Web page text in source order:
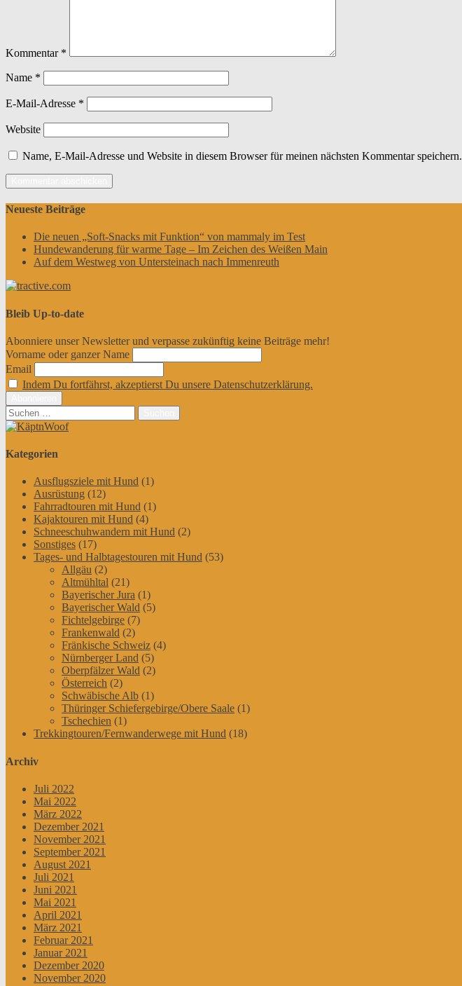
Kommentar *
Name *
E-Mail-Adresse *
Website
Name, E-Mail-Adresse und Website in diesem Browser für meinen nächsten Kommentar speichern.
Neueste Beiträge
Die neuen „Soft-Snacks mit Funktion“ von mammaly im Test
Hundewanderung für warme Tage – Im Zeichen des Weißen Main
Auf dem Westweg von Untersteinach nach Immenreuth
Bleib Up-to-date
Abonniere unser Newsletter und verpasse zukünftig keine Beiträge mehr!
Vorname oder ganzer Name
Email
Indem Du fortfährst, akzeptierst Du unsere Datenschutzerklärung.
Suchen
nach:
Kategorien
Ausflugsziele mit Hund (1)
Ausrüstung (12)
Fahrradtouren mit Hund (1)
Kajaktouren mit Hund (4)
Schneeschuhwandern mit Hund (2)
Sonstiges (17)
Tages- und Halbtagestouren mit Hund (53)
Allgäu (2)
Altmühltal (21)
Bayerischer Jura (1)
Bayerischer Wald (5)
Fichtelgebirge (7)
Frankenwald (2)
Fränkische Schweiz (4)
Nürnberger Land (5)
Oberpfälzer Wald (2)
Österreich (2)
Schwäbische Alb (1)
Thüringer Schiefergebirge/Obere Saale (1)
Tschechien (1)
Trekkingtouren/Fernwanderwege mit Hund (18)
Archiv
Juli 2022
Mai 2022
März 2022
Dezember 2021
November 2021
September 2021
August 2021
Juli 2021
Juni 2021
Mai 2021
April 2021
März 2021
Februar 2021
Januar 2021
Dezember 2020
November 2020